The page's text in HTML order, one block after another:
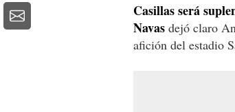
Casillas será
Navas dejó claro
afición del estadio